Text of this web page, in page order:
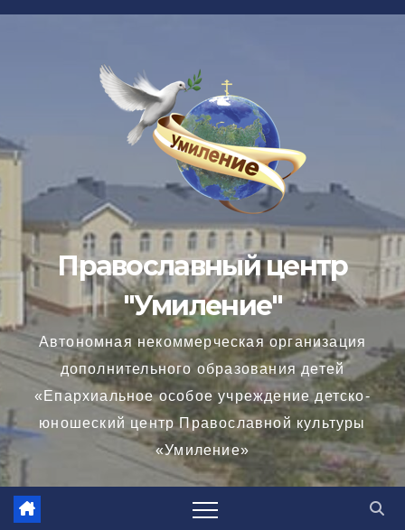
Перейти
Православный центр
"Умиление"
Автономная некоммерческая организация
дополнительного образования детей
«Епархиальное особое учреждение детско-
юношеский центр Православной культуры
«Умиление»